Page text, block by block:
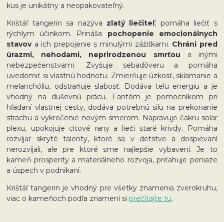
kus je unikátny a neopakovateľný.
Krištáľ tangerin sa nazýva zlatý liečiteľ, pomáha liečiť s
rýchlym účinkom. Prináša pochopenie emocionálnych
stavova ich prepojenie s minulými zážitkami. Chráni pred
úrazmi, nehodami, neprirodzenou smrťou a inými
nebezpečenstvami. Zvyšuje sebadôveru a pomáha
uvedomiť si vlastnú hodnotu. Zmierňuje úzkosť, sklamanie a
melanchóliu, odstraňuje slabosť. Dodáva telu energiu a je
vhodný na duševnú prácu. Fantóm je pomocníkom pri
hľadaní vlastnej cesty, dodáva potrebnú silu na prekonanie
strachu a vykročenie novým smerom. Napravuje čakru solar
plexu, upokojuje citové rany a lieči staré krivdy. Pomáha
rozvíjať skryté talenty, ktoré sa v detstve a dospievaní
nerozvíjali, ale pre ktoré sme najlepšie vybavení. Je to
kameň prosperity a materiálneho rozvoja, priťahuje peniaze
a úspech v podnikaní.
Krištáľ tangerin je vhodný pre všetky znamenia zverokruhu,
viac o kameňoch podľa znamení siprečítajte tu.